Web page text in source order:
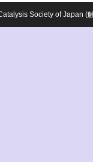
Society of Japan (